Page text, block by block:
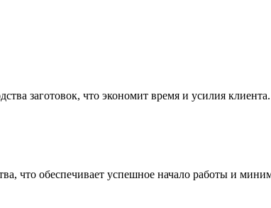
заготовок, что экономит время и усилия клиента.
что обеспечивает успешное начало работы и